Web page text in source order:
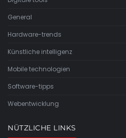
General
Hardware-trends
Künstliche intelligenz
Mobile technologien
Software-tipps
Webentwicklung
NÜTZLICHE LINKS